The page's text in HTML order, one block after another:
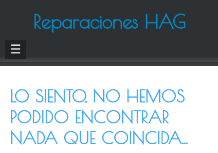
Reparaciones HAG
☰
LO SIENTO, NO HEMOS
PODIDO ENCONTRAR
NADA QUE COINCIDA...